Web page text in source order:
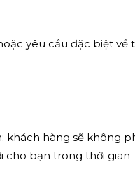
yêu cầu đặc biệt về
khách hàng sẽ không
cho bạn trong thời gian